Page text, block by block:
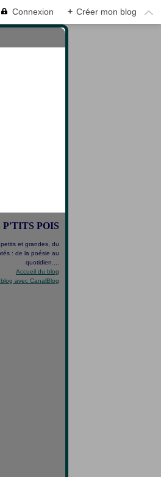
Connexion + Créer mon blog
POIS
et grandes, du
: de la poésie au
quotidien....
Accueil du blog
avec CanalBlog